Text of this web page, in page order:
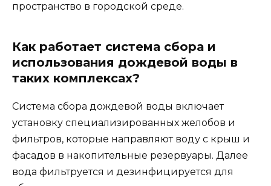
пространство в городской среде.
Как работает система сбора и
использования дождевой воды в
таких комплексах?
Система сбора дождевой воды включает
установку специализированных желобов и
фильтров, которые направляют воду с крыш и
фасадов в накопительные резервуары. Далее
вода фильтруется и дезинфицируется для